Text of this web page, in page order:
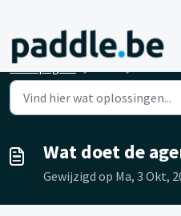
Doorgaan naar hoofdinhoud
Startpagina
Wat doet de
Gewijzigd op Ma, 3 Okt,